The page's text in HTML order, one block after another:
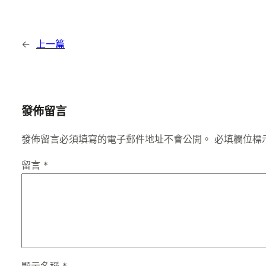
← 上一篇
發佈留言
發佈留言必須填寫的電子郵件地址不會公開。 必填欄位
留言 *